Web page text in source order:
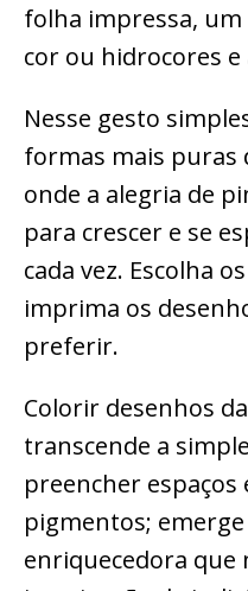
folha impressa,
cor ou hidrocores
Nesse gesto
formas mais puras
onde a alegria de
para crescer e se
cada vez. Escolha
imprima os
preferir.
Colorir desenhos
transcende a
preencher espaços
pigmentos;
enriquecedora que